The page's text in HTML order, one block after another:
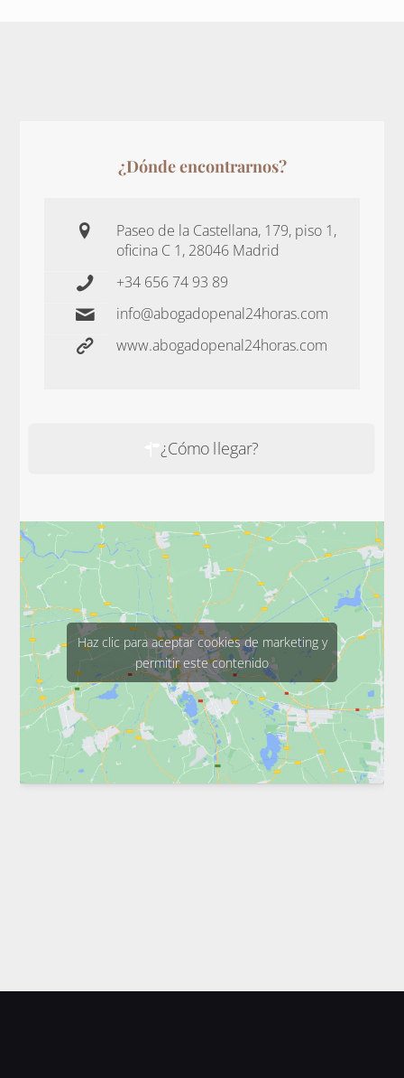
Haz clic para aceptar cookies de marketing y
permitir este contenido
¿Dónde encontrarnos?
Paseo de la Castellana, 179, piso 1,
oficina C 1, 28046 Madrid
+34 656 74 93 89
info@abogadopenal24horas.com
www.abogadopenal24horas.com
¿Cómo llegar?